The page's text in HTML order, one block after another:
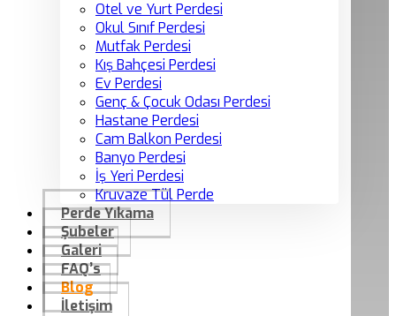
Otel ve Yurt Perdesi
Okul Sınıf Perdesi
Mutfak Perdesi
Kış Bahçesi Perdesi
Ev Perdesi
Genç & Çocuk Odası Perdesi
Hastane Perdesi
Cam Balkon Perdesi
Banyo Perdesi
İş Yeri Perdesi
Kruvaze Tül Perde
Perde Yıkama
Şubeler
Galeri
FAQ’s
Blog
İletişim